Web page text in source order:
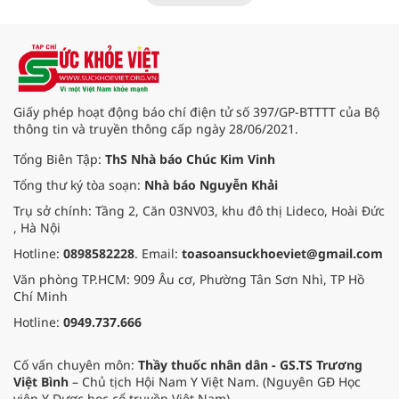
Giấy phép hoạt động báo chí điện tử số 397/GP-BTTTT của Bộ
thông tin và truyền thông cấp ngày 28/06/2021.
Tổng Biên Tập: ThS Nhà báo Chúc Kim Vinh
Tổng thư ký tòa soạn: Nhà báo Nguyễn Khải
Trụ sở chính: Tầng 2, Căn 03NV03, khu đô thị Lideco, Hoài Đức
, Hà Nội
Hotline: 0898582228. Email: toasoansuckhoeviet@gmail.com
Văn phòng TP.HCM: 909 Âu cơ, Phường Tân Sơn Nhì, TP Hồ
Chí Minh
Hotline: 0949.737.666
Cố vấn chuyên môn: Thầy thuốc nhân dân - GS.TS Trương
Việt Bình – Chủ tịch Hội Nam Y Việt Nam. (Nguyên GĐ Học